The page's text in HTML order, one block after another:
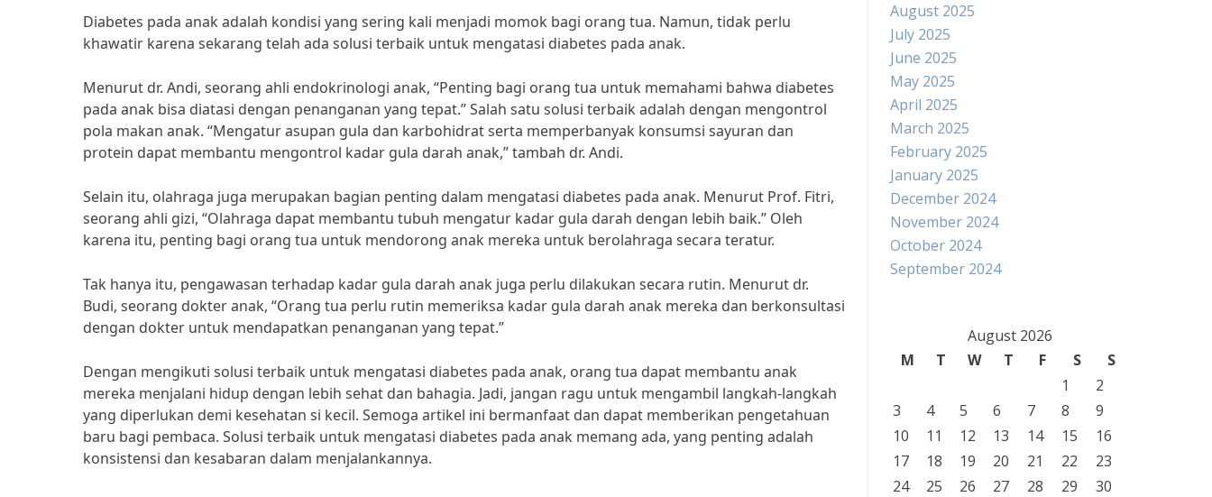
Diabetes pada anak adalah kondisi yang sering kali menjadi momok bagi orang tua. Namun, tidak perlu
khawatir karena sekarang telah ada solusi terbaik untuk mengatasi diabetes pada anak.
Menurut dr. Andi, seorang ahli endokrinologi anak, “Penting bagi orang tua untuk memahami bahwa diabetes
pada anak bisa diatasi dengan penanganan yang tepat.” Salah satu solusi terbaik adalah dengan mengontrol
pola makan anak. “Mengatur asupan gula dan karbohidrat serta memperbanyak konsumsi sayuran dan
protein dapat membantu mengontrol kadar gula darah anak,” tambah dr. Andi.
Selain itu, olahraga juga merupakan bagian penting dalam mengatasi diabetes pada anak. Menurut Prof. Fitri,
seorang ahli gizi, “Olahraga dapat membantu tubuh mengatur kadar gula darah dengan lebih baik.” Oleh
karena itu, penting bagi orang tua untuk mendorong anak mereka untuk berolahraga secara teratur.
Tak hanya itu, pengawasan terhadap kadar gula darah anak juga perlu dilakukan secara rutin. Menurut dr.
Budi, seorang dokter anak, “Orang tua perlu rutin memeriksa kadar gula darah anak mereka dan berkonsultasi
dengan dokter untuk mendapatkan penanganan yang tepat.”
Dengan mengikuti solusi terbaik untuk mengatasi diabetes pada anak, orang tua dapat membantu anak
mereka menjalani hidup dengan lebih sehat dan bahagia. Jadi, jangan ragu untuk mengambil langkah-langkah
yang diperlukan demi kesehatan si kecil. Semoga artikel ini bermanfaat dan dapat memberikan pengetahuan
baru bagi pembaca. Solusi terbaik untuk mengatasi diabetes pada anak memang ada, yang penting adalah
konsistensi dan kesabaran dalam menjalankannya.
August 2025
July 2025
June 2025
May 2025
April 2025
March 2025
February 2025
January 2025
December 2024
November 2024
October 2024
September 2024
August 2026
M
T W T F S
S
1
2
3
4 5 6 7 8
9
10
11 12 13 14 15
16
17
18 19 20 21 22
23
24
25 26 27 28 29
30